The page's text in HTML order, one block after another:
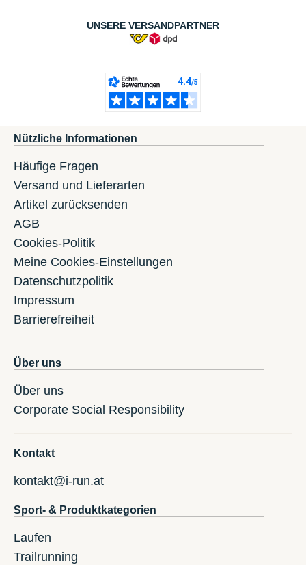
UNSERE VERSANDPARTNER
Nützliche Informationen
Häufige Fragen
Versand und Lieferarten
Artikel zurücksenden
AGB
Cookies-Politik
Meine Cookies-Einstellungen
Datenschutzpolitik
Impressum
Barrierefreiheit
Über uns
Über uns
Corporate Social Responsibility
Kontakt
kontakt@i-run.at
Sport- & Produktkategorien
Laufen
Trailrunning